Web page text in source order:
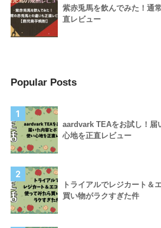
紫赤兎馬を飲んでみた！通
直レビュー
Popular Posts
1
aardvark TEAをお試し！届
心地を正直レビュー
2
トライアルでレジカート＆
買い物がラクすぎた件